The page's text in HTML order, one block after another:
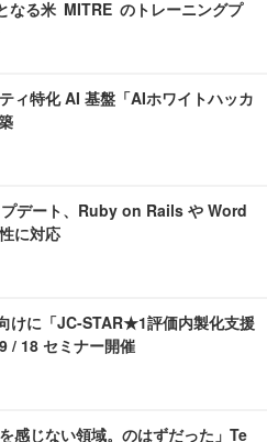
なる米 MITRE のトレーニングプ
ィ特化 AI 基盤「AIホワイトハッカ
デート、Ruby on Rails や Word
に対応
けに「JC-STAR★1評価内製化支援
/ 18 セミナー開催
感じない領域。のはずだった」Te